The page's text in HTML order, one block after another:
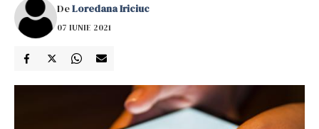
DeLoredana Iriciuc
07 IUNIE 2021